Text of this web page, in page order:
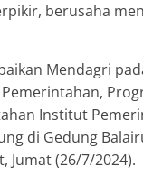
berusaha
Mendagri
Institut
di Gedung
Jumat (26/7/2024).